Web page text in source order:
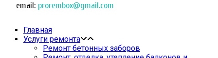
email: prorembox@gmail.com
Главная
Услуги ремонта
Ремонт бетонных заборов